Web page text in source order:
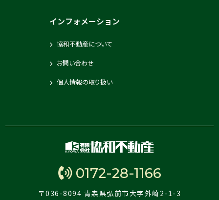
インフォメーション
協和不動産について
お問い合わせ
個人情報の取り扱い
0172-28-1166
〒036-8094 青森県弘前市大字外崎2-1-3